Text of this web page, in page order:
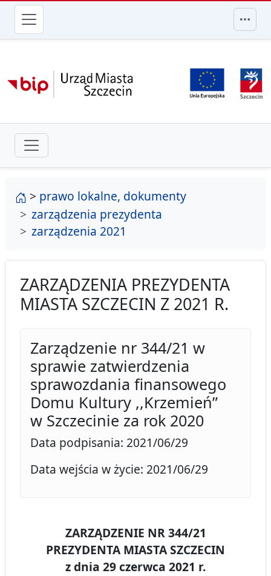
przejdź do głównego menu
strona główna
> prawo lokalne, dokumenty
zarządzenia prezydenta
zarządzenia 2021
ZARZĄDZENIA PREZYDENTA
MIASTA SZCZECIN Z 2021 R.
Zarządzenie nr 344/21 w
sprawie zatwierdzenia
sprawozdania finansowego
Domu Kultury ,,Krzemień”
w Szczecinie za rok 2020
Data podpisania: 2021/06/29
Data wejścia w życie: 2021/06/29
ZARZĄDZENIE NR 344/21
PREZYDENTA MIASTA SZCZECIN
z dnia 29 czerwca 2021 r.